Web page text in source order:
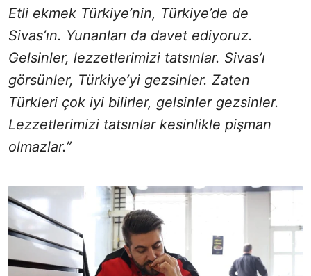
Etli ekmek Türkiye’nin, Türkiye’de de
Sivas’ın. Yunanları da davet ediyoruz.
Gelsinler, lezzetlerimizi tatsınlar. Sivas’ı
görsünler, Türkiye’yi gezsinler. Zaten
Türkleri çok iyi bilirler, gelsinler gezsinler.
Lezzetlerimizi tatsınlar kesinlikle pişman
olmazlar.”